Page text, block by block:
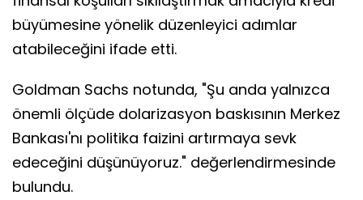
büyümesine yönelik düzenleyici adımlar
atabileceğini ifade etti.
Goldman Sachs notunda, "Şu anda yalnızca
önemli ölçüde dolarizasyon baskısının Merkez
Bankası'nı politika faizini artırmaya sevk
edeceğini düşünüyoruz." değerlendirmesinde
bulundu.